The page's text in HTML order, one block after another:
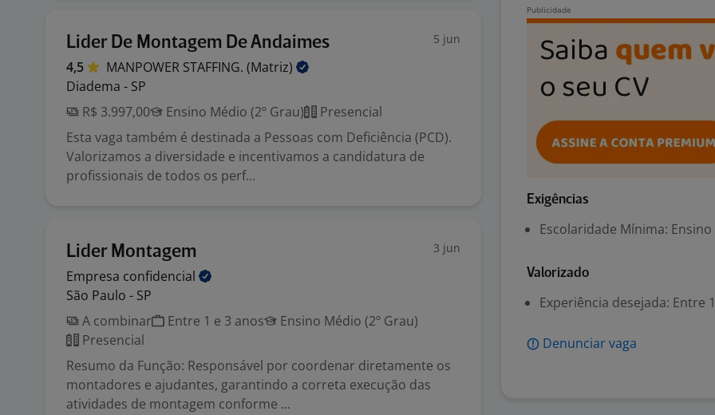
Lider De Montagem De Andaimes 5 jun
4,5 MANPOWER STAFFING. (Matriz)
Diadema - SP
R$ 3.997,00
Ensino Médio (2º Grau)
Presencial
Esta vaga também é destinada a Pessoas com Deficiência (PCD).
Valorizamos a diversidade e incentivamos a candidatura de
profissionais de todos os perf...
Lider Montagem 3 jun
Empresa confidencial
São Paulo - SP
A combinar
Entre 1 e 3 anos
Ensino Médio (2º Grau)
Presencial
Resumo da Função: Responsável por coordenar diretamente os
montadores e ajudantes, garantindo a correta execução das
atividades de montagem conforme ...
Exigências
Escolaridade Mínima: Ensino
Valorizado
Experiência desejada: Entre
Denunciar vaga